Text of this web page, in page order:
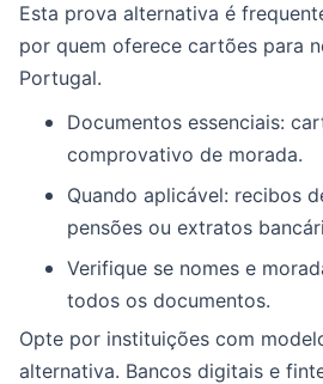
Esta prova alternativa é
por quem oferece cartões para
Portugal.
Documentos essenciais:
comprovativo de morada.
Quando aplicável: recibos
pensões ou extratos
Verifique se nomes e
todos os documentos.
Opte por instituições com
alternativa. Bancos digitais e